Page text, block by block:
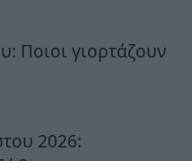
Ποιοι γιορτάζουν
2026: